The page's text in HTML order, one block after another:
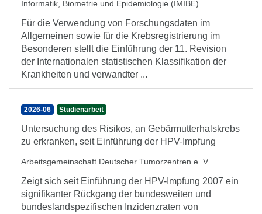
Informatik, Biometrie und Epidemiologie (IMIBE)
Für die Verwendung von Forschungsdaten im
Allgemeinen sowie für die Krebsregistrierung im
Besonderen stellt die Einführung der 11. Revision
der Internationalen statistischen Klassifikation der
Krankheiten und verwandter ...
2026-06 Studienarbeit
Untersuchung des Risikos, an Gebärmutterhalskrebs
zu erkranken, seit Einführung der HPV-Impfung
Arbeitsgemeinschaft Deutscher Tumorzentren e. V.
Zeigt sich seit Einführung der HPV-Impfung 2007 ein
signifikanter Rückgang der bundesweiten und
bundeslandspezifischen Inzidenzraten von